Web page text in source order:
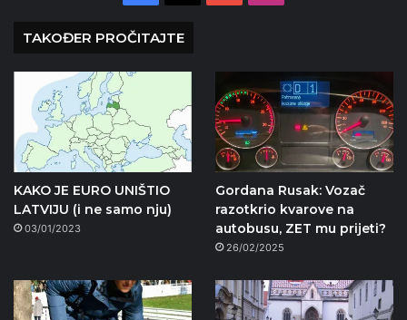
TAKOĐER PROČITAJTE
KAKO JE EURO UNIŠTIO
LATVIJU (i ne samo nju)
03/01/2023
Gordana Rusak: Vozač
razotkrio kvarove na
autobusu, ZET mu prijeti?
26/02/2025